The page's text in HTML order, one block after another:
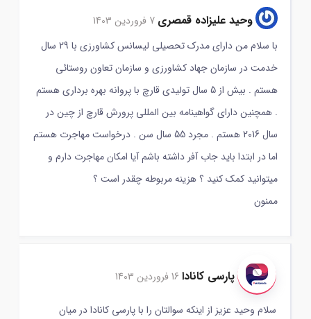
وحید علیزاده قمصری 7 فروردین 1403
با سلام من دارای مدرک تحصیلی لیسانس کشاورزی با 29 سال
خدمت در سازمان جهاد کشاورزی و سازمان تعاون روستائی
هستم . بیش از 5 سال تولیدی قارچ با پروانه بهره برداری هستم
. همچنین دارای گواهینامه بین المللی پرورش قارچ از چین در
سال 2016 هستم . مجرد 55 سال سن . درخواست مهاجرت هستم
اما در ابتدا باید جاب آفر داشته باشم آیا امکان مهاجرت دارم و
میتوانید کمک کنید ؟ هزینه مربوطه چقدر است ؟
ممنون
پارسی کانادا 16 فروردین 1403
سلام وحید عزیز از اینکه سوالتان را با پارسی کانادا در میان